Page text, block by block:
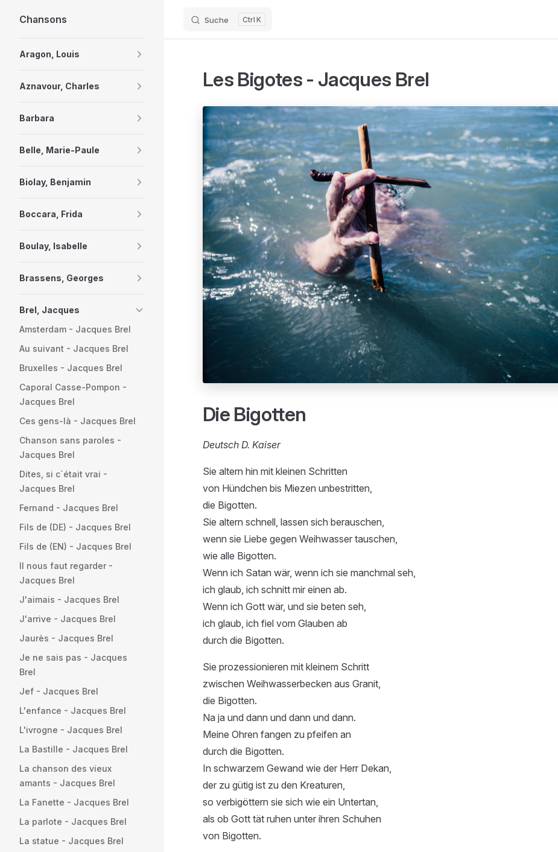
Skip to content
Chansons Suche K
Aragon, Louis
Aznavour, Charles
Barbara
Belle, Marie-Paule
Biolay, Benjamin
Boccara, Frida
Boulay, Isabelle
Brassens, Georges
Brel, Jacques
Amsterdam - Jacques Brel
Au suivant - Jacques Brel
Bruxelles - Jacques Brel
Caporal Casse-Pompon -
Jacques Brel
Ces gens-là - Jacques Brel
Chanson sans paroles -
Jacques Brel
Dites, si c`était vrai -
Jacques Brel
Fernand - Jacques Brel
Fils de (DE) - Jacques Brel
Fils de (EN) - Jacques Brel
Il nous faut regarder -
Jacques Brel
J'aimais - Jacques Brel
J'arrive - Jacques Brel
Jaurès - Jacques Brel
Je ne sais pas - Jacques
Brel
Jef - Jacques Brel
L'enfance - Jacques Brel
L'ivrogne - Jacques Brel
La Bastille - Jacques Brel
La chanson des vieux
amants - Jacques Brel
La Fanette - Jacques Brel
La parlote - Jacques Brel
La statue - Jacques Brel
Les Bigotes - Jacques Brel
Die Bigotten
Deutsch D. Kaiser
Sie altern hin mit kleinen Schritten
von Hündchen bis Miezen unbestritten,
die Bigotten.
Sie altern schnell, lassen sich berauschen,
wenn sie Liebe gegen Weihwasser tauschen,
wie alle Bigotten.
Wenn ich Satan wär, wenn ich sie manchmal seh,
ich glaub, ich schnitt mir einen ab.
Wenn ich Gott wär, und sie beten seh,
ich glaub, ich fiel vom Glauben ab
durch die Bigotten.
Sie prozessionieren mit kleinem Schritt
zwischen Weihwasserbecken aus Granit,
die Bigotten.
Na ja und dann und dann und dann.
Meine Ohren fangen zu pfeifen an
durch die Bigotten.
In schwarzem Gewand wie der Herr Dekan,
der zu gütig ist zu den Kreaturen,
so verbigöttern sie sich wie ein Untertan,
als ob Gott tät ruhen unter ihren Schuhen
von Bigotten.